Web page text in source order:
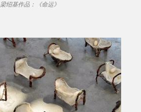
梁绍基作品：《命运》